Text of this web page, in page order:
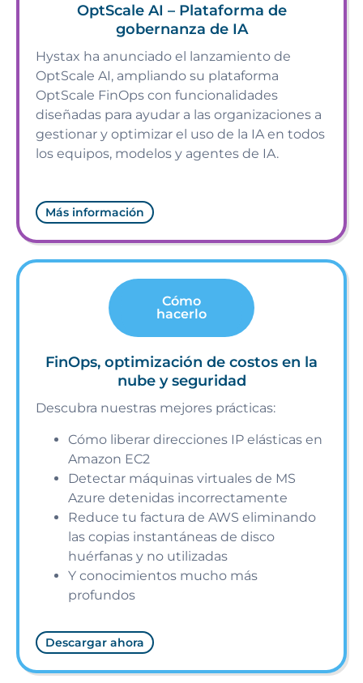
OptScale AI – Plataforma de
gobernanza de IA
Hystax ha anunciado el lanzamiento de
OptScale AI, ampliando su plataforma
OptScale FinOps con funcionalidades
diseñadas para ayudar a las organizaciones a
gestionar y optimizar el uso de la IA en todos
los equipos, modelos y agentes de IA.
Más información
Cómo
hacerlo
FinOps, optimización de costos en la
nube y seguridad
Descubra nuestras mejores prácticas:
Cómo liberar direcciones IP elásticas en
Amazon EC2
Detectar máquinas virtuales de MS
Azure detenidas incorrectamente
Reduce tu factura de AWS eliminando
las copias instantáneas de disco
huérfanas y no utilizadas
Y conocimientos mucho más
profundos
Descargar ahora